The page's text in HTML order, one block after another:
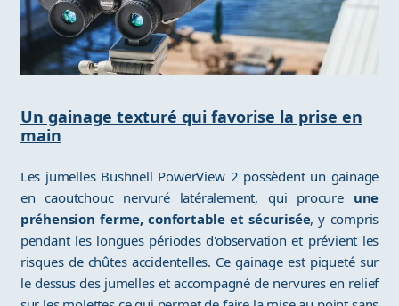
Un gainage texturé qui favorise la prise en
main
Les jumelles Bushnell PowerView 2 possèdent un gainage
en caoutchouc nervuré latéralement, qui procure une
préhension ferme, confortable et sécurisée, y compris
pendant les longues périodes d'observation et prévient les
risques de chûtes accidentelles. Ce gainage est piqueté sur
le dessus des jumelles et accompagné de nervures en relief